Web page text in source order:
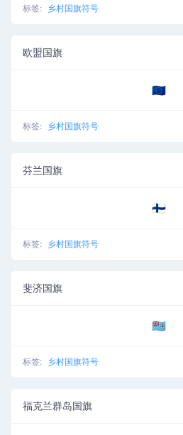
标签: 乡村国旗符号
欧盟国旗
🇪🇺
标签: 乡村国旗符号
芬兰国旗
🇫🇮
标签: 乡村国旗符号
斐济国旗
🇫🇯
标签: 乡村国旗符号
福克兰群岛国旗